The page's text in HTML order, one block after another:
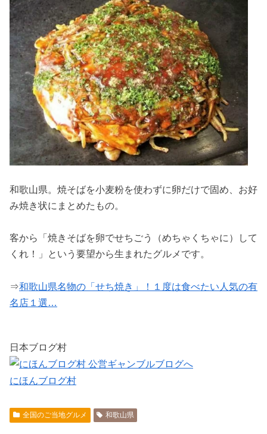
和歌山県。焼そばを小麦粉を使わずに卵だけで固め、お好
み焼き状にまとめたもの。
客から「焼きそばを卵でせちごう（めちゃくちゃに）して
くれ！」という要望から生まれたグルメです。
⇒和歌山県名物の「せち焼き」！１度は食べたい人気の有
名店１選…
日本ブログ村
にほんブログ村
全国のご当地グルメ 和歌山県